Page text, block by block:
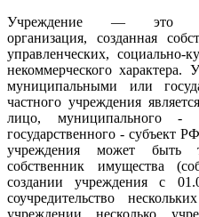
Учреждение — это
организация, созданная
управленческих,
некоммерческого
муниципальными или
частного учреждения
лицо, муниципального -
государственного - субъект
учреждения может быть
собственник имущества
создании учреждения с
соучредительство
учреждении несколько